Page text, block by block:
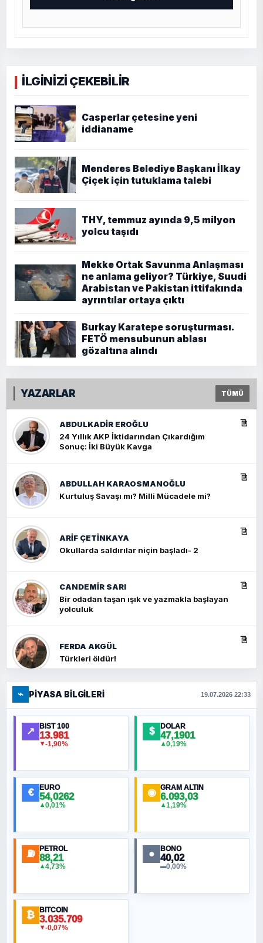
İLGİNİZİ ÇEKEBİLİR
Casperlar çetesine yeni
iddianame
Menderes Belediye Başkanı İlkay
Çiçek için tutuklama talebi
THY, temmuz ayında 9,5 milyon
yolcu taşıdı
Mekke Ortak Savunma Anlaşması
ne anlama geliyor? Türkiye, Suudi
Arabistan ve Pakistan ittifakında
ayrıntılar ortaya çıktı
Burkay Karatepe soruşturması.
FETÖ mensubunun ablası
gözaltına alındı
YAZARLAR TÜMÜ
ABDULKADIR EROĞLU
24 Yıllık AKP İktidarından Çıkardığım
Sonuç: İki Büyük Kavga
ABDULLAH KARAOSMANOĞLU
Kurtuluş Savaşı mı? Milli Mücadele mi?
ARIF ÇETİNKAYA
Okullarda saldırılar niçin başladı- 2
CANDEMIR SARI
Bir odadan taşan ışık ve yazmakla başlayan
yolculuk
FERDA AKGÜL
Türkleri öldür!
FERHAT BÜYÜKKALKAN
Ankara Zirvesi: NATO Toplantısı mı, Yeni
Ortadoğu Haritasının Provası mı?
MURAT ÖZKAN
NURETTIN BÖLÜK
ORHAN KILIÇOĞLU
Fahişeye beyinli bir müstevli alçağına
⌁ PIYASA BILGILERI 19.07.2026 22:33
↗ BIST 100
13.981
▼-1,90%
$ DOLAR
47,1901
▲0,19%
€ EURO
54,0262
▲0,01%
◉ GRAM ALTIN
6.093,03
▲1,19%
⛽ PETROL
88,21
▲4,73%
● BONO
40,02
▬0,00%
₿ BITCOIN
3.035.709
▼-0,07%